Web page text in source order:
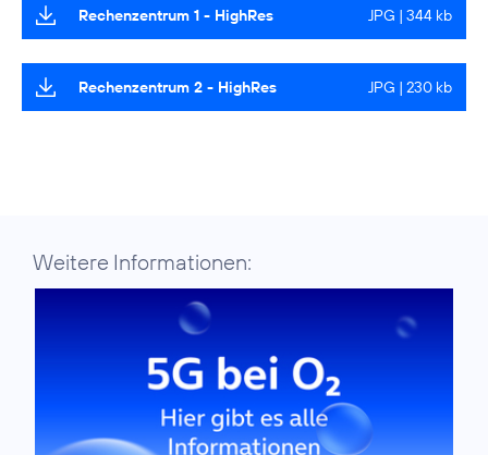
Rechenzentrum 1 - HighRes JPG | 344 kb
Rechenzentrum 2 - HighRes JPG | 230 kb
Weitere Informationen: